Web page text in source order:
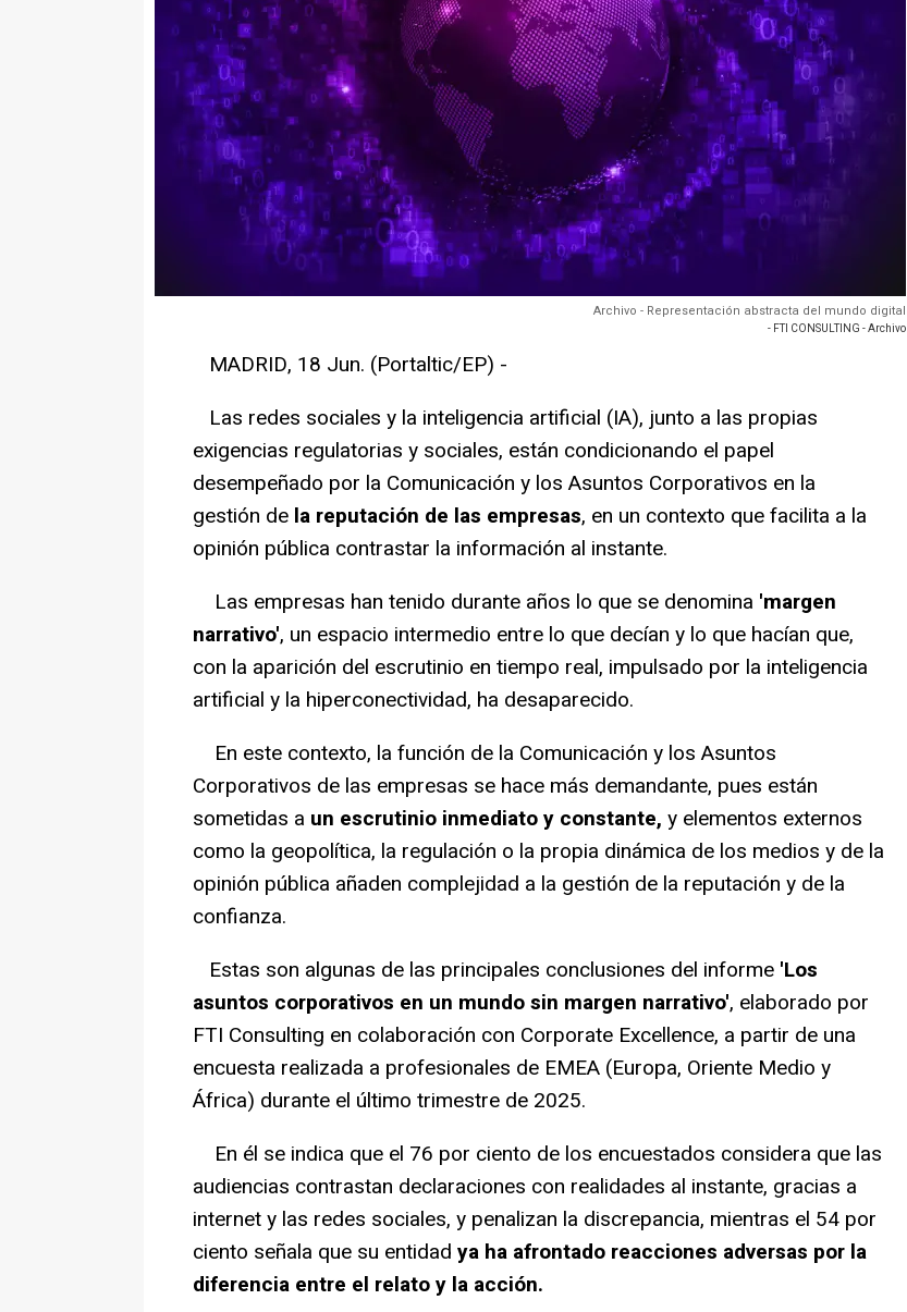
Archivo - Representación abstracta del mundo digital
- FTI CONSULTING - Archivo
MADRID, 18 Jun. (Portaltic/EP) -
Las redes sociales y la inteligencia artificial (IA), junto a las propias
exigencias regulatorias y sociales, están condicionando el papel
desempeñado por la Comunicación y los Asuntos Corporativos en la
gestión de la reputación de las empresas, en un contexto que facilita a la
opinión pública contrastar la información al instante.
Las empresas han tenido durante años lo que se denomina 'margen
narrativo', un espacio intermedio entre lo que decían y lo que hacían que,
con la aparición del escrutinio en tiempo real, impulsado por la inteligencia
artificial y la hiperconectividad, ha desaparecido.
En este contexto, la función de la Comunicación y los Asuntos
Corporativos de las empresas se hace más demandante, pues están
sometidas a un escrutinio inmediato y constante, y elementos externos
como la geopolítica, la regulación o la propia dinámica de los medios y de la
opinión pública añaden complejidad a la gestión de la reputación y de la
confianza.
Estas son algunas de las principales conclusiones del informe 'Los
asuntos corporativos en un mundo sin margen narrativo', elaborado por
FTI Consulting en colaboración con Corporate Excellence, a partir de una
encuesta realizada a profesionales de EMEA (Europa, Oriente Medio y
África) durante el último trimestre de 2025.
En él se indica que el 76 por ciento de los encuestados considera que las
audiencias contrastan declaraciones con realidades al instante, gracias a
internet y las redes sociales, y penalizan la discrepancia, mientras el 54 por
ciento señala que su entidad ya ha afrontado reacciones adversas por la
diferencia entre el relato y la acción.